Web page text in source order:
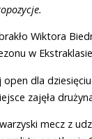
Wiktora
w
dla
zajęła
mecz z